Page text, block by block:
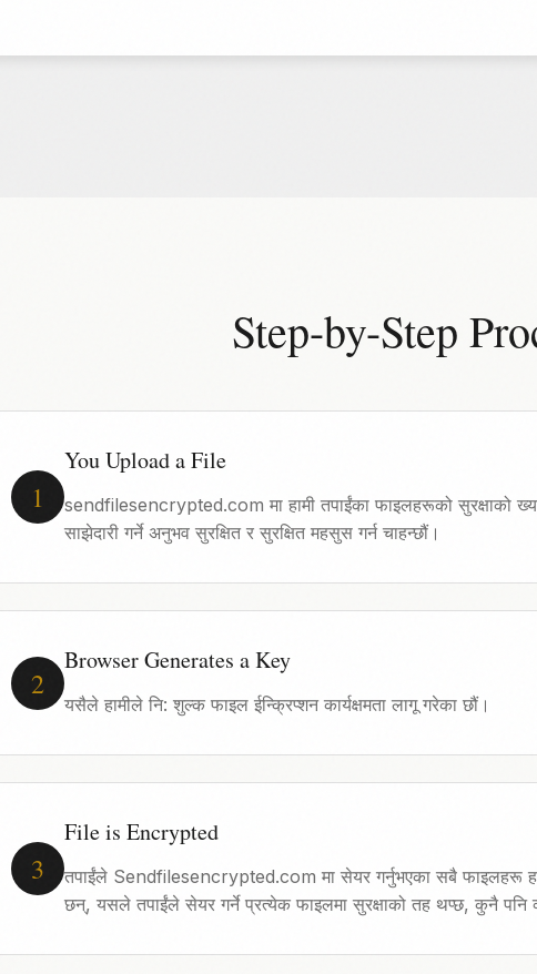
Step-by-Step
1
You Upload a File
sendfilesencrypted.com मा हामी तपाईंका फाइलहरूको सुरक्षाको
साझेदारी गर्ने अनुभव सुरक्षित र सुरक्षित महसुस गर्न चाहन्छौं।
2
Browser Generates a Key
यसैले हामीले नि: शुल्क फाइल ईन्क्रिप्शन कार्यक्षमता लागू गरेका छौं।
3
File is Encrypted
तपाईंले Sendfilesencrypted.com मा सेयर गर्नुभएका सबै फाइलहरू
छन्, यसले तपाईंले सेयर गर्ने प्रत्येक फाइलमा सुरक्षाको तह थप्छ, कुनै पनि